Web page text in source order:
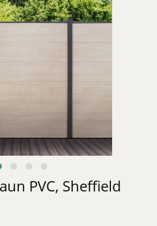
PVC, Sheffield